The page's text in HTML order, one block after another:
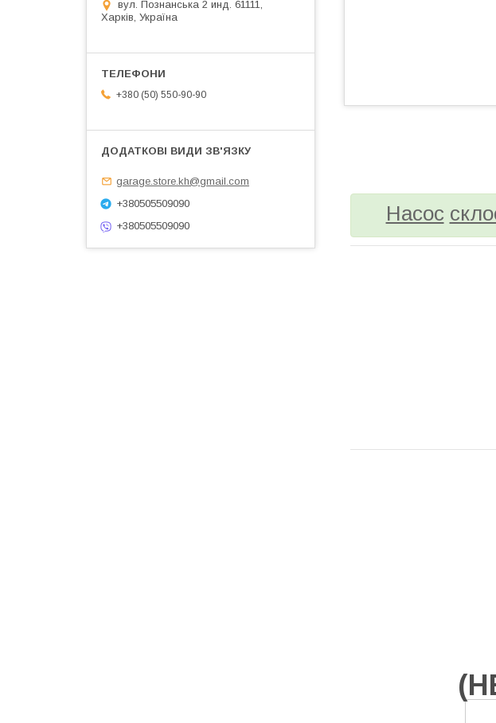
Насос
(
вул. Познанська 2 инд. 61111,
Харків, Україна
+380 (50) 550-90-90
garage.store.kh@gmail.com
+380505509090
+380505509090